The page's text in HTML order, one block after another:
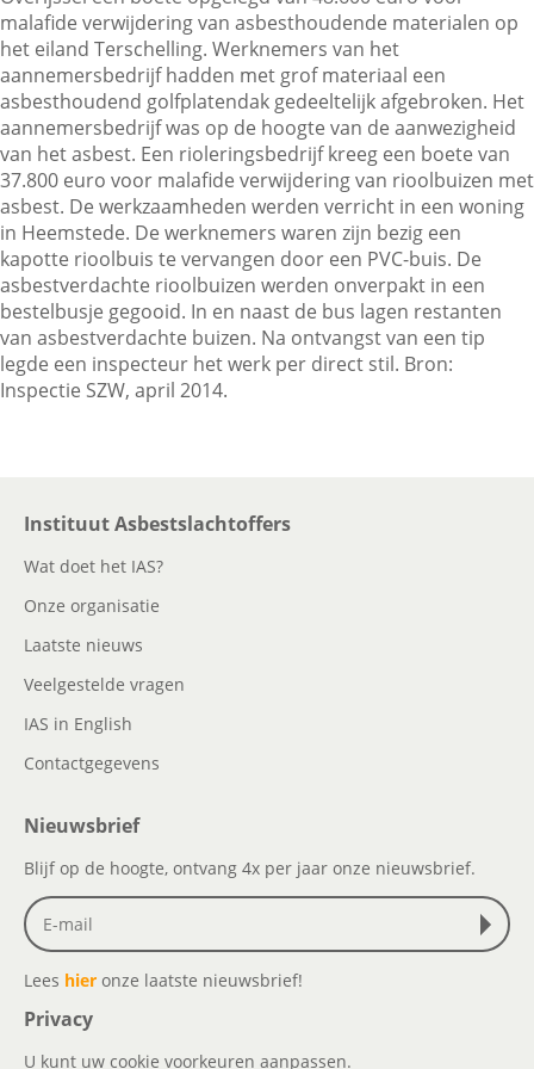
Contactgegevens
Zoeken
malafide verwijdering van asbesthoudende materialen op
het eiland Terschelling. Werknemers van het
aannemersbedrijf hadden met grof materiaal een
asbesthoudend golfplatendak gedeeltelijk afgebroken. Het
aannemersbedrijf was op de hoogte van de aanwezigheid
van het asbest. Een rioleringsbedrijf kreeg een boete van
37.800 euro voor malafide verwijdering van rioolbuizen met
asbest. De werkzaamheden werden verricht in een woning
in Heemstede. De werknemers waren zijn bezig een
kapotte rioolbuis te vervangen door een PVC-buis. De
asbestverdachte rioolbuizen werden onverpakt in een
bestelbusje gegooid. In en naast de bus lagen restanten
van asbestverdachte buizen. Na ontvangst van een tip
legde een inspecteur het werk per direct stil. Bron:
Inspectie SZW, april 2014.
Instituut Asbestslachtoffers
Wat doet het IAS?
Onze organisatie
Laatste nieuws
Veelgestelde vragen
IAS in English
Contactgegevens
Nieuwsbrief
Blijf op de hoogte, ontvang 4x per jaar onze nieuwsbrief.
Lees hier onze laatste nieuwsbrief!
Privacy
U kunt uw cookie voorkeuren aanpassen.